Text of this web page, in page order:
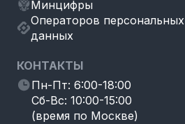
Минцифры
Операторов персональных
данных
КОНТАКТЫ
Пн-Пт: 6:00-18:00
Сб-Вс: 10:00-15:00
(время по Москве)